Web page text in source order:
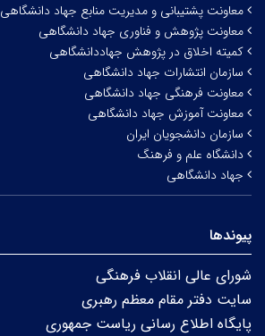
معاونت پشتیبانی و مدیریت منابع جهاد دانشگاهی
معاونت پژوهش و فناوری جهاد دانشگاهی
کمیته اخلاق در پژوهش جهاددانشگاهی
سازمان انتشارات جهاد دانشگاهی
معاونت فرهنگی جهاد دانشگاهی
معاونت آموزش جهاد دانشگاهی
سازمان دانشجویان ایران
دانشگاه علم و فرهنگ
جهاد دانشگاهی
پیوندها
شورای عالی انقلاب فرهنگی
سایت دفتر مقام معظم رهبری
پایگاه اطلاع رسانی ریاست جمهوری